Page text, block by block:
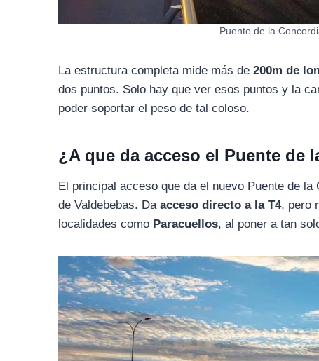
Puente de la
La estructura completa mide más de 200m de
dos puntos. Solo hay que ver esos puntos y la
poder soportar el peso de tal coloso.
¿A que da acceso el Puente de
El principal acceso que da el nuevo Puente de
de Valdebebas. Da acceso directo a la T4, pero
localidades como Paracuellos, al poner a tan